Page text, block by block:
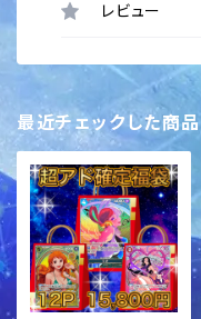
レビュー
最近チェックした商品